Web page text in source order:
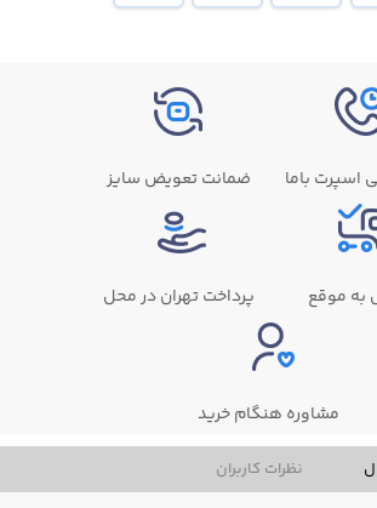
اسپرت باما ضمانت تعویض سایز
به موقع پرداخت تهران در محل
مشاوره هنگام خرید
نظرات کاربران